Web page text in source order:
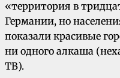
«территория в
Германии, но
показали красивые
ни одного алкаша
ТВ).